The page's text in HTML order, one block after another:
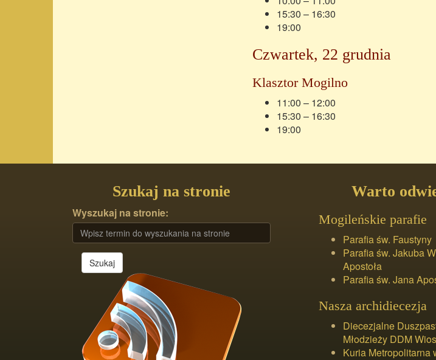
15:30 – 16:30
19:00
Czwartek, 22 grudnia
Klasztor Mogilno
11:00 – 12:00
15:30 – 16:30
19:00
Szukaj na stronie
Wyszukaj na stronie:
Szukaj
Warto
Mogileńskie parafie
Parafia św. Faustyny
Parafia św. Jakuba
Apostoła
Parafia św. Jana
Nasza archidiecezja
Diecezjalne
Młodzieży DDM
Kuria Metropolitarna